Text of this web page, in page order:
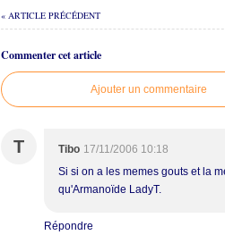
« ARTICLE PRÉCÉDENT
Commenter cet article
Ajouter un commentaire
T Tibo 17/11/2006 10:18
Si si on a les memes gouts et la
qu'Armanoïde LadyT.
Répondre